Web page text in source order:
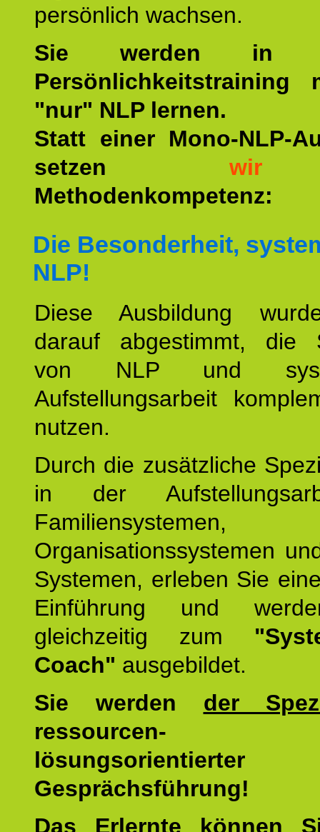
persönlich wachsen.
Sie werden in
Persönlichkeitstraining
"nur" NLP lernen.
Statt einer Mono-NLP-
setzen wir
Methodenkompetenz:
Die Besonderheit,
NLP!
Diese Ausbildung
darauf abgestimmt, die
von NLP und
Aufstellungsarbeit
nutzen.
Durch die zusätzliche
in der
Familiensystemen,
Organisationssystemen
Systemen, erleben Sie
Einführung und
gleichzeitig zum
Coach" ausgebildet.
Sie werden der
lösungsorientierter
Gesprächsführung!
Das Erlernte können